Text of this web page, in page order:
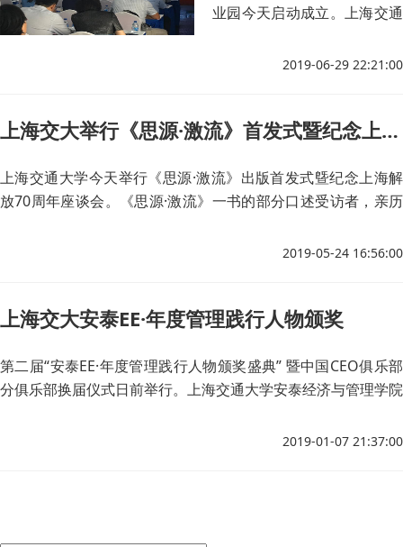
业园今天启动成立。上海交通
通大学校长、党委副书记林忠
委副书记、区长倪耀明出席上
园启动仪式。
2019-06-29 22:21:00
上海交大举行《思源·激流》首发式暨纪念上海解放70周年座谈会
上海交通大学今天举行《思源·激流》出版首发式曁纪念上海解
放70周年座谈会。《思源·激流》一书的部分口述受访者，亲历
返母校，与母校师生共同纪念上海解放，回顾他们在交大学习和
上海感光胶片厂副厂长李菊，1947级造船工程系校友、上海交
部队参加者、国防科技大学教授李均， 1948级电信管理系校
友、上海交大宣传部原部长曹子真，1948级水利工程系校友、
2019-05-24 16:56:00
上海交大安泰EE·年度管理践行人物颁奖
第二届“安泰EE·年度管理践行人物颁奖盛典” 暨中国CEO俱乐部
分俱乐部换届仪式日前举行。上海交通大学安泰经济与管理学院
书记张东红博士、会计系彭娟副教授、中国CEO俱乐部会长、紫
2019-01-07 21:37:00